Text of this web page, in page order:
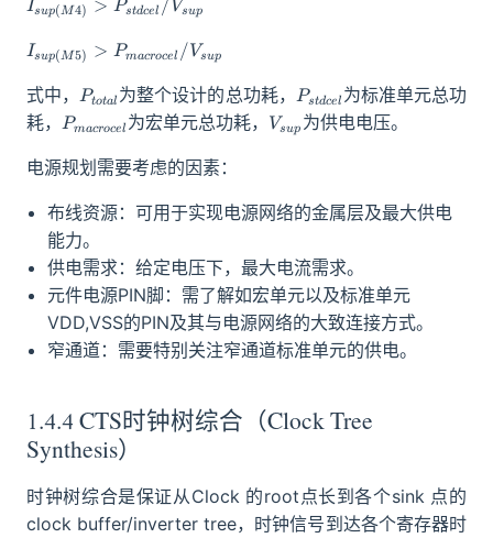
Isup(M 4) > Pstdcel /Vsup
I_{sup(M5)}>P_{macrocel}/V_{sup}
Isup(M 5) > Pmacrocel /Vsup
式中，P_{total}
Ptotal 为整个设计的总功耗， P_{stdcel}
Pstdcel 为标准单元总功
耗， P_{macrocel}
Pmacrocel 为宏单元总功耗， V_{sup}
Vsup 为供电电压。
电源规划需要考虑的因素：
布线资源：可用于实现电源网络的金属层及最大供电
能力。
供电需求：给定电压下，最大电流需求。
元件电源PIN脚：需了解如宏单元以及标准单元
VDD,VSS的PIN及其与电源网络的大致连接方式。
窄通道：需要特别关注窄通道标准单元的供电。
1.4.4 CTS时钟树综合（Clock Tree
Synthesis）
时钟树综合是保证从Clock 的root点长到各个sink 点的
clock buffer/inverter tree，时钟信号到达各个寄存器时